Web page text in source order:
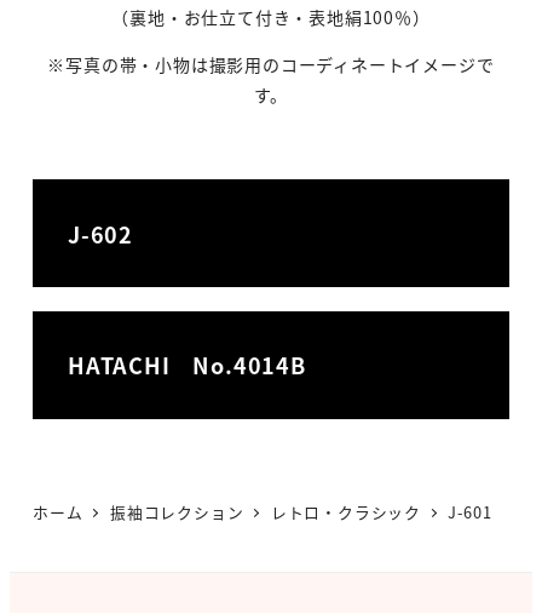
（裏地・お仕立て付き・表地絹100％）
※写真の帯・小物は撮影用のコーディネートイメージで
す。
J-602
HATACHI No.4014B
ホーム 振袖コレクション レトロ・クラシック J-601